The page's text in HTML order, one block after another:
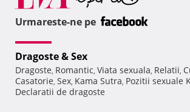
Urmareste-ne pe
Dragoste & Sex
Dragoste, Romantic, Viata sexuala, Relatii,
Casatorie, Sex, Kama Sutra, Pozitii sexuale
Declaratii de dragoste